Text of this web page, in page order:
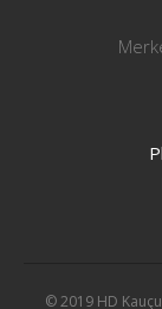
© 2019 HD